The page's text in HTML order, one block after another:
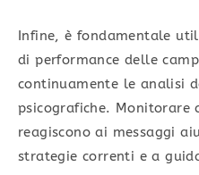
Infine, è fondamentale
di performance delle
continuamente le analisi
psicografiche. Monitorare
reagiscono ai messaggi
strategie correnti e a